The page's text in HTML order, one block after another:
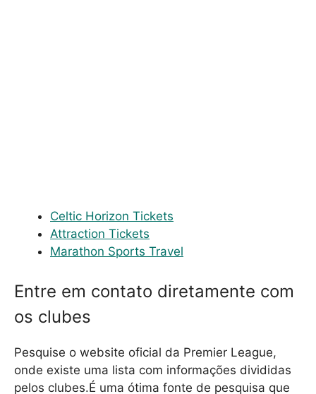
Celtic Horizon Tickets
Attraction Tickets
Marathon Sports Travel
Entre em contato diretamente com
os clubes
Pesquise o website oficial da Premier League,
onde existe uma lista com informações divididas
pelos clubes.É uma ótima fonte de pesquisa que